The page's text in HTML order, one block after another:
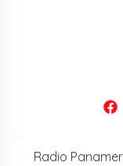
Radio